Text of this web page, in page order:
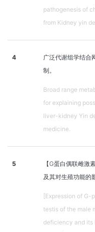
pathogenesis of
from Kidney yin
4
广泛代谢组学结合
制。
Broad range
for explaining
liver-kidney Yin
medicine.
5
【G蛋白偶联雌激
及其对生殖功能的
[Expression of
testis of the male
deficiency and its